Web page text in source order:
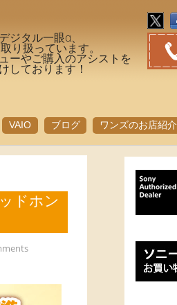
ジタル一眼α、
り扱っています。
ーやご購入のアシストを
しております！
VAIO ブログ ワンズのお店紹介
ドホン